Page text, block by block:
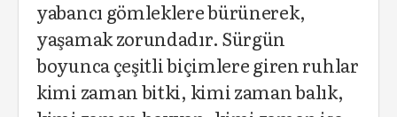
yabancı gömleklere bürünerek,
yaşamak zorundadır. Sürgün
boyunca çeşitli biçimlere giren ruhlar
kimi zaman bitki, kimi zaman balık,